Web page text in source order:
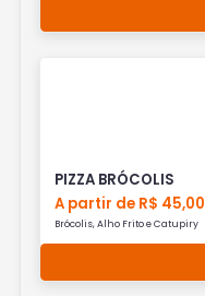
PIZZA BRÓCOLIS
A partir de R$ 45,00
Brócolis, Alho Frito e Catupiry